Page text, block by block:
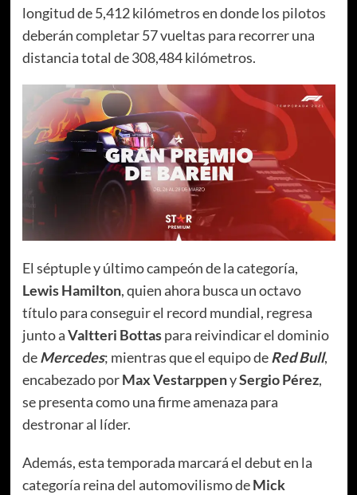
longitud de 5,412 kilómetros en donde los pilotos
deberán completar 57 vueltas para recorrer una
distancia total de 308,484 kilómetros.
El séptuple y último campeón de la categoría,
Lewis Hamilton, quien ahora busca un octavo
título para conseguir el record mundial, regresa
junto aValtteri Bottaspara reivindicar el dominio
deMercedes; mientras que el equipo deRed Bull,
encabezado porMax VestarppenySergio Pérez,
se presenta como una firme amenaza para
destronar al líder.
Además, esta temporada marcará el debut en la
categoría reina del automovilismo deMick